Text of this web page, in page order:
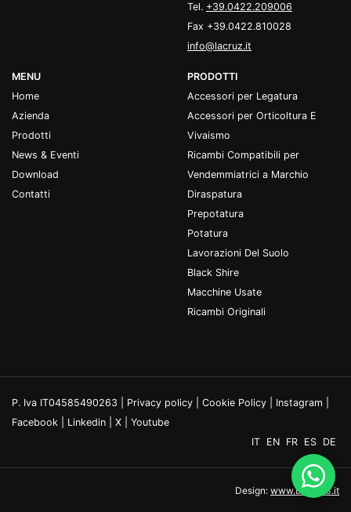
Tel. +39.0422.209006
Fax +39.0422.810028
info@lacruz.it
MENU
Home
Azienda
Prodotti
News & Eventi
Download
Contatti
PRODOTTI
Accessori per Legatura
Accessori per Orticoltura E
Vivaismo
Ricambi Compatibili per
Vendemmiatrici a Marchio
Diraspatura
Prepotatura
Potatura
Lavorazioni Del Suolo
Black Shire
Macchine Usate
Ricambi Originali
P. Iva IT04585490263 | Privacy policy Cookie Policy Instagram
Facebook
Linkedin X
Youtube
IT EN FR ES DE
Design: www.binario3.it